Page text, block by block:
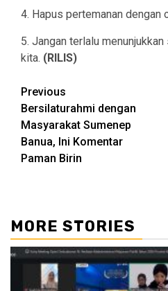
4. Hapus pertemanan dengan
5. Jangan terlalu
kita. (RILIS)
Continue
Reading
Previous
Bersilaturahmi dengan
Masyarakat Sumenep
Banua, Ini Komentar
Paman Birin
MORE STORIES